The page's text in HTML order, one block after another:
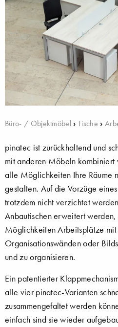
Büro- / Objektmöbel ›Tische ›
pinatec ist zurückhaltend und
mit anderen Möbeln kombiniert
alle Möglichkeiten Ihre Räume
gestalten. Auf die Vorzüge eines
trotzdem nicht verzichtet
Anbautischen erweitert
Möglichkeiten Arbeitsplätze
Organisationswänden oder
und zu organisieren.
Ein patentierter
alle vier pinatec-Varianten
zusammengefaltet werden
einfach sind sie wieder